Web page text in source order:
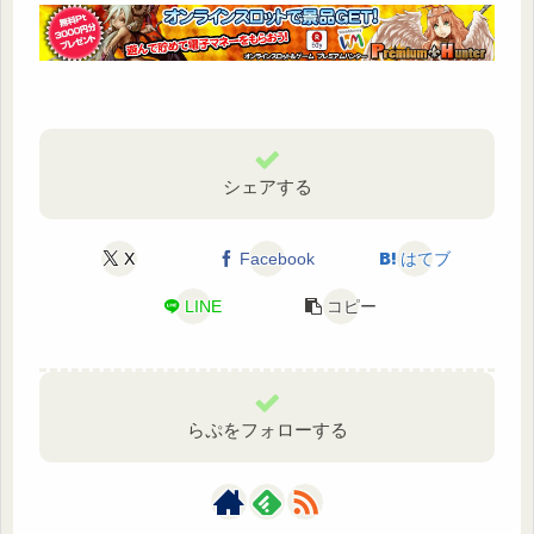
シェアする
X Facebook はてブ
LINE コピー
らぷをフォローする